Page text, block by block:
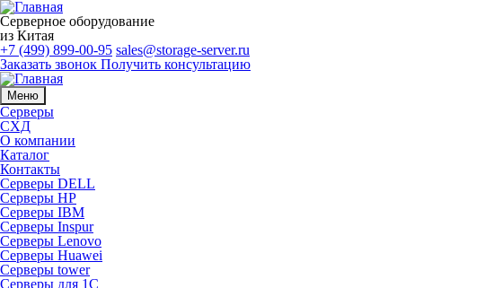
Серверное оборудование
из Китая
+7 (499) 899-00-95 sales@storage-server.ru
Заказать звонок Получить консультацию
Меню
Серверы
СХД
О компании
Каталог
Контакты
Серверы DELL
Серверы HP
Серверы IBM
Серверы Inspur
Серверы Lenovo
Серверы Huawei
Серверы tower
Серверы для 1C